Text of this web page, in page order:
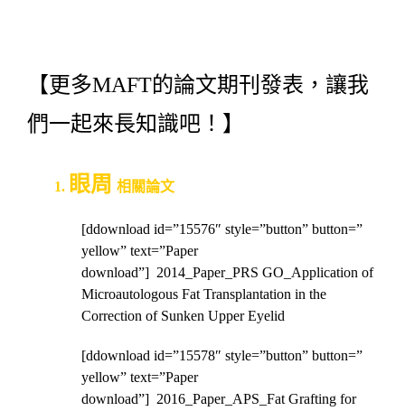
【更多MAFT的論文期刊發表，讓我
們一起來長知識吧！】
1. 眼周 相關論文
[ddownload id=”15576″ style=”button” button=”
yellow” text=”Paper
download”] 2014_Paper_PRS GO_Application of
Microautologous Fat Transplantation in the
Correction of Sunken Upper Eyelid
[ddownload id=”15578″ style=”button” button=”
yellow” text=”Paper
download”] 2016_Paper_APS_Fat Grafting for